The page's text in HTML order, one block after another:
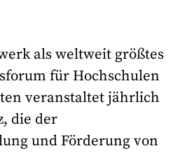
als weltweit größtes
für Hochschulen
veranstaltet jährlich
die der
und Förderung von